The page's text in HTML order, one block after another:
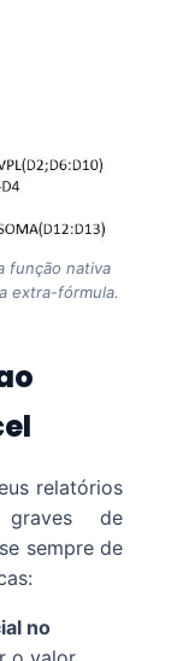
função nativa
extra-fórmula.
relatórios
de
sempre de
no